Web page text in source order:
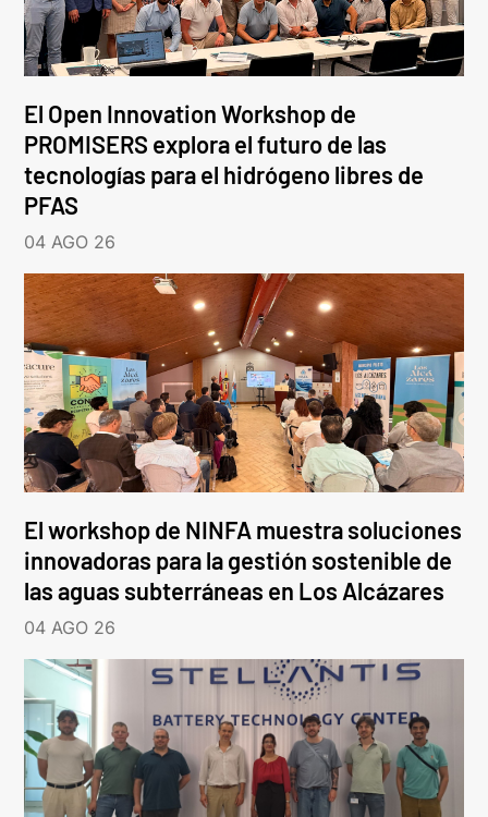
El Open Innovation Workshop de
PROMISERS explora el futuro de las
tecnologías para el hidrógeno libres de
PFAS
04 AGO 26
El workshop de NINFA muestra soluciones
innovadoras para la gestión sostenible de
las aguas subterráneas en Los Alcázares
04 AGO 26